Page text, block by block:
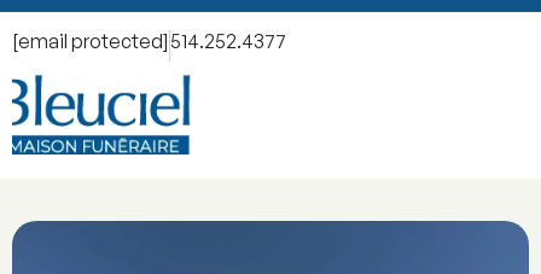
[email protected] 514.252.4377